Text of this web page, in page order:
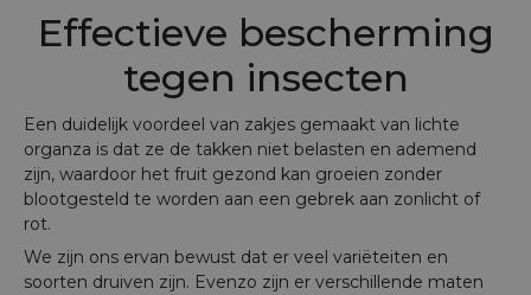
Effectieve bescherming
tegen insecten
Een duidelijk voordeel van zakjes gemaakt van lichte
organza is dat ze de takken niet belasten en ademend
zijn, waardoor het fruit gezond kan groeien zonder
blootgesteld te worden aan een gebrek aan zonlicht of
rot.
We zijn ons ervan bewust dat er veel variëteiten en
soorten druiven zijn. Evenzo zijn er verschillende maten